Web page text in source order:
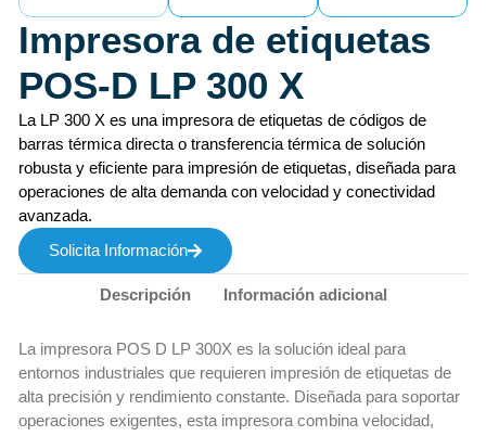
Impresora de etiquetas
POS-D LP 300 X
La LP 300 X es una impresora de etiquetas de códigos de
barras térmica directa o transferencia térmica de solución
robusta y eficiente para impresión de etiquetas, diseñada para
operaciones de alta demanda con velocidad y conectividad
avanzada.
Solicita Información
Descripción Información adicional
La impresora POS D LP 300X es la solución ideal para
entornos industriales que requieren impresión de etiquetas de
alta precisión y rendimiento constante. Diseñada para soportar
operaciones exigentes, esta impresora combina velocidad,